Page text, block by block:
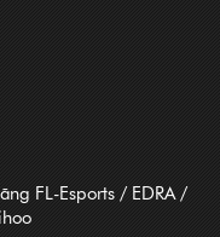
FL-Esports / EDRA /